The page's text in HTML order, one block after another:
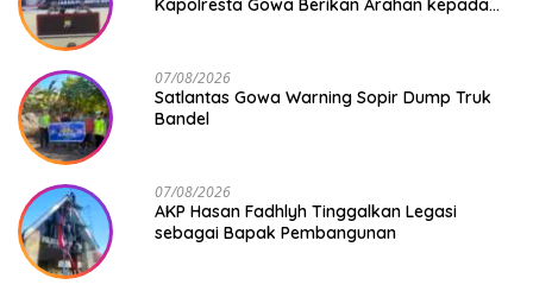
Kapolresta Gowa Berikan Arahan kepada
07/08/2026
Satlantas Gowa Warning Sopir Dump Truk
Bandel
07/08/2026
AKP Hasan Fadhlyh Tinggalkan Legasi
sebagai Bapak Pembangunan